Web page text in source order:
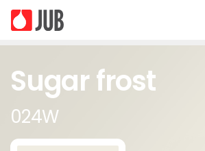
Sugar frost
024W